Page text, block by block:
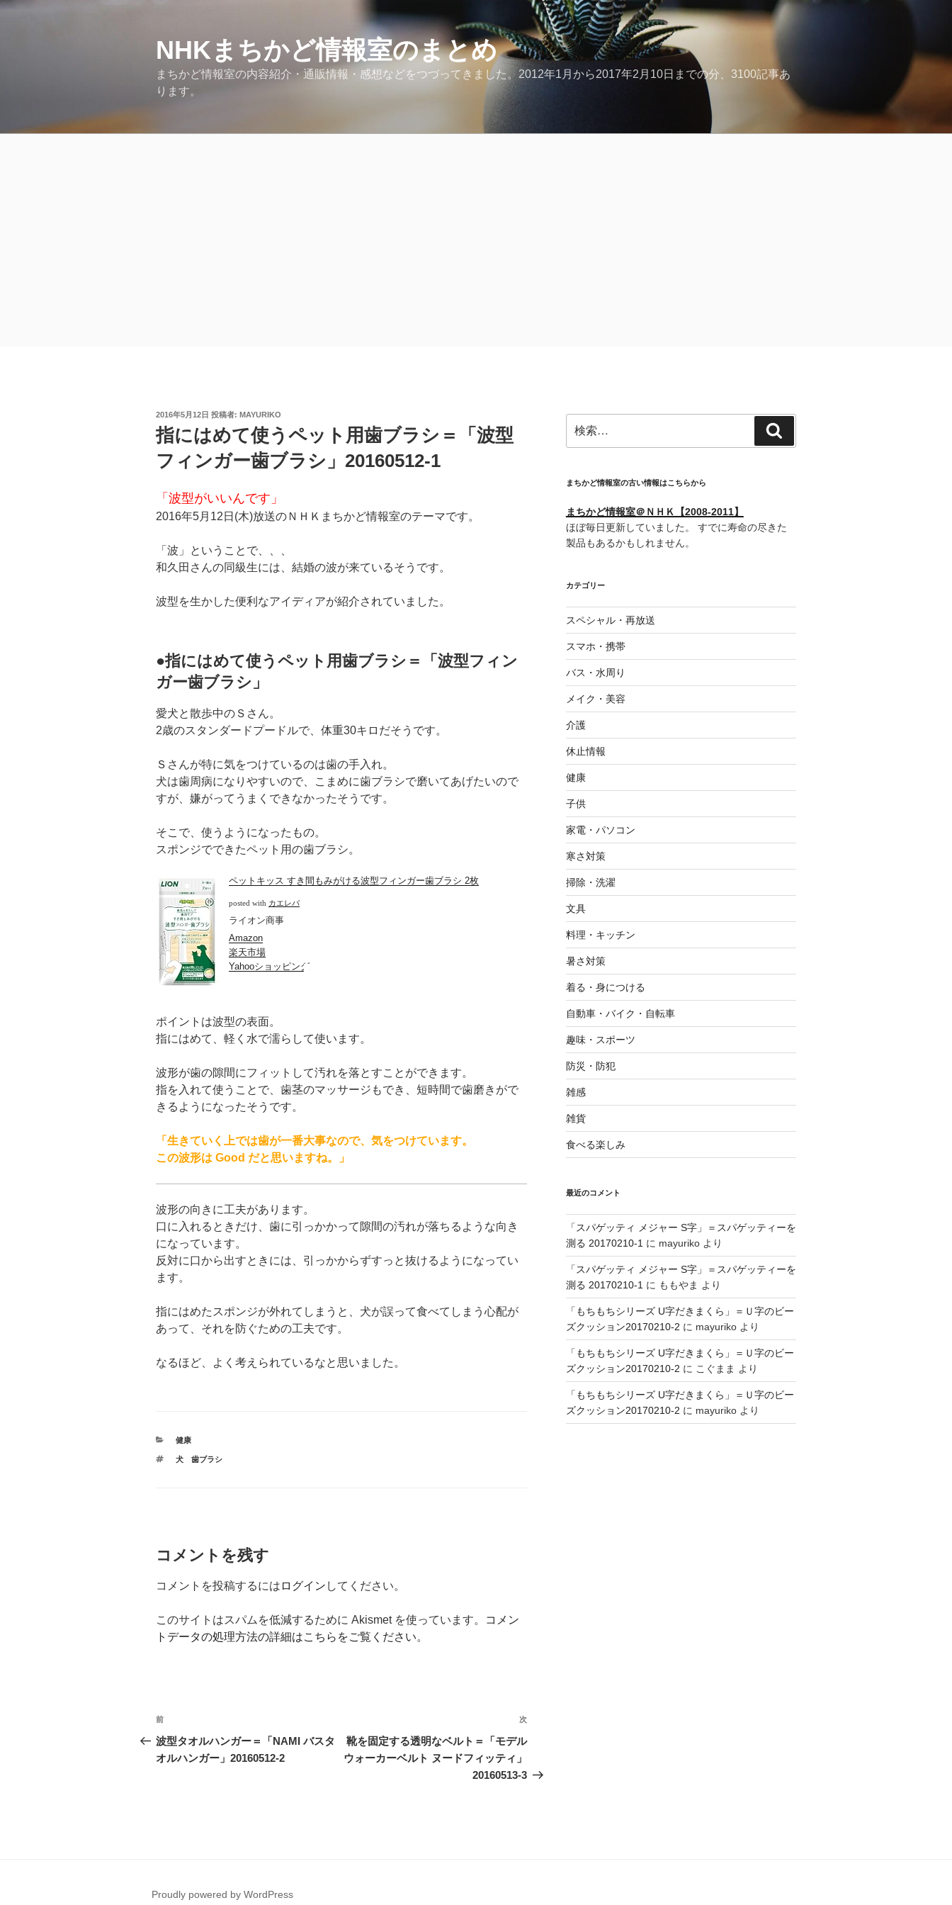
コ
NHKまちかど情報室のまとめ
まちかど情報室の内容紹介・通販情報・感想などをつづってきました。2012年1月から2017年2月10日までの分、3100記事あ
ります。
投
稿
日:
2016年5月12日 投稿者: MAYURIKO
指にはめて使うペット用歯ブラシ＝「波型
フィンガー歯ブラシ」20160512-1
「波型がいいんです」
2016年5月12日(木)放送のＮＨＫまちかど情報室のテーマです。
「波」ということで、、、
和久田さんの同級生には、結婚の波が来ているそうです。
波型を生かした便利なアイディアが紹介されていました。
●指にはめて使うペット用歯ブラシ＝「波型フィン
ガー歯ブラシ」
愛犬と散歩中のＳさん。
2歳のスタンダードプードルで、体重30キロだそうです。
Ｓさんが特に気をつけているのは歯の手入れ。
犬は歯周病になりやすいので、こまめに歯ブラシで磨いてあげたいので
すが、嫌がってうまくできなかったそうです。
そこで、使うようになったもの。
スポンジでできたペット用の歯ブラシ。
ペットキッス すき間もみがける波型フィンガー歯ブラシ 2枚
posted with カエレバ
ライオン商事
Amazon
楽天市場
Yahooショッピング
ポイントは波型の表面。
指にはめて、軽く水で濡らして使います。
波形が歯の隙間にフィットして汚れを落とすことができます。
指を入れて使うことで、歯茎のマッサージもでき、短時間で歯磨きがで
きるようになったそうです。
「生きていく上では歯が一番大事なので、気をつけています。
この波形は Good だと思いますね。」
波形の向きに工夫があります。
口に入れるときだけ、歯に引っかかって隙間の汚れが落ちるような向き
になっています。
反対に口から出すときには、引っかからずすっと抜けるようになってい
ます。
指にはめたスポンジが外れてしまうと、犬が誤って食べてしまう心配が
あって、それを防ぐための工夫です。
なるほど、よく考えられているなと思いました。
カ
ゴ
健康
タ
犬 歯ブラシ
コメントを残す
コメントを投稿するには ログイン してください。
このサイトはスパムを低減するために Akismet を使っています。
コメン
トデータの処理方法の詳細はこちらをご覧ください。
投
稿
ナ
ョ
前
の
投
前
波型タオルハンガー＝「NAMI バスタ
オルハンガー」20160512-2
次
の
稿
次
靴を固定する透明なベルト＝「モデル
ウォーカーベルト ヌードフィッティ」
20160513-3
索:
索
まちかど情報室の古い情報はこちらから
まちかど情報室＠ＮＨＫ【2008-2011】
ほぼ毎日更新していました。 すでに寿命の尽きた
製品もあるかもしれません。
カテゴリー
スペシャル・再放送
スマホ・携帯
バス・水周り
メイク・美容
介護
休止情報
健康
子供
家電・パソコン
寒さ対策
掃除・洗濯
文具
料理・キッチン
暑さ対策
着る・身につける
自動車・バイク・自転車
趣味・スポーツ
防災・防犯
雑感
雑貨
食べる楽しみ
最近のコメント
「スパゲッティ メジャー S字」＝スパゲッティーを
測る 20170210-1に mayurikoより
「スパゲッティ メジャー S字」＝スパゲッティーを
測る 20170210-1に ももやま より
「もちもちシリーズ U字だきまくら」＝Ｕ字のビー
ズクッション20170210-2 に mayurikoより
「もちもちシリーズ U字だきまくら」＝Ｕ字のビー
ズクッション20170210-2 に こぐまま より
「もちもちシリーズ U字だきまくら」＝Ｕ字のビー
ズクッション20170210-2 に mayurikoより
Proudly powered by WordPress